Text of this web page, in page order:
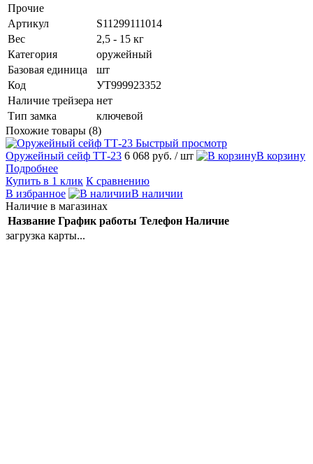
Прочие
Артикул
S11299111014
Вес
2,5 - 15 кг
Категория
оружейный
Базовая единица
шт
Код
УТ999923352
Наличие трейзера нет
Тип замка
ключевой
Похожие товары (8)
Быстрый просмотр
Оружейный сейф ТТ-23 6 068 руб. / шт
В корзину
Подробнее
Купить в 1 клик К сравнению
В избранное
В наличии
Наличие в магазинах
Название График работы Телефон Наличие
загрузка карты...